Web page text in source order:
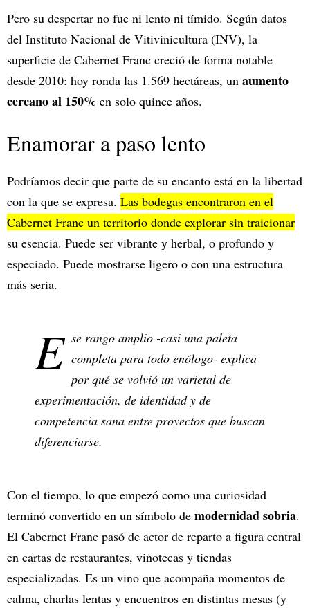
Pero su despertar no fue ni lento ni tímido. Según datos
del Instituto Nacional de Vitivinicultura (INV), la
superficie de Cabernet Franc creció de forma notable
desde 2010: hoy ronda las 1.569 hectáreas, un aumento
cercano al 150% en solo quince años.
Enamorar a paso lento
Podríamos decir que parte de su encanto está en la libertad
con la que se expresa. Las bodegas encontraron en el
Cabernet Franc un territorio donde explorar sin traicionar
su esencia. Puede ser vibrante y herbal, o profundo y
especiado. Puede mostrarse ligero o con una estructura
más seria.
E se rango amplio -casi una paleta
completa para todo enólogo- explica
por qué se volvió un varietal de
experimentación, de identidad y de
competencia sana entre proyectos que buscan
diferenciarse.
Con el tiempo, lo que empezó como una curiosidad
terminó convertido en un símbolo de modernidad sobria.
El Cabernet Franc pasó de actor de reparto a figura central
en cartas de restaurantes, vinotecas y tiendas
especializadas. Es un vino que acompaña momentos de
calma, charlas lentas y encuentros en distintas mesas (y